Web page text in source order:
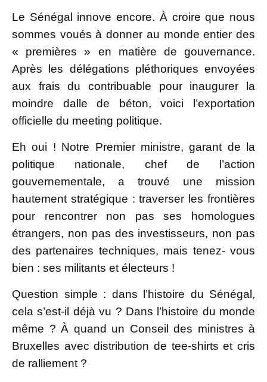
Le Sénégal innove encore. À croire que nous
sommes voués à donner au monde entier des
« premières » en matière de gouvernance.
Après les délégations pléthoriques envoyées
aux frais du contribuable pour inaugurer la
moindre dalle de béton, voici l’exportation
officielle du meeting politique.
Eh oui ! Notre Premier ministre, garant de la
politique nationale, chef de l’action
gouvernementale, a trouvé une mission
hautement stratégique : traverser les frontières
pour rencontrer non pas ses homologues
étrangers, non pas des investisseurs, non pas
des partenaires techniques, mais tenez- vous
bien : ses militants et électeurs !
Question simple : dans l’histoire du Sénégal,
cela s’est-il déjà vu ? Dans l’histoire du monde
même ? À quand un Conseil des ministres à
Bruxelles avec distribution de tee-shirts et cris
de ralliement ?